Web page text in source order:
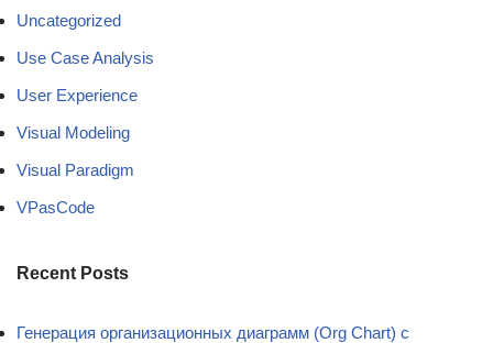
Uncategorized
Use Case Analysis
User Experience
Visual Modeling
Visual Paradigm
VPasCode
Recent Posts
Генерация организационных диаграмм (Org Chart) с